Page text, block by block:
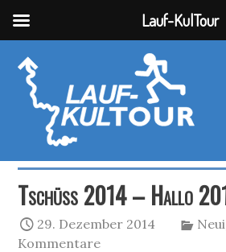
Tschüss 2014 – Hallo
29. Dezember 2014
Kommentare
Lauf-KulTour